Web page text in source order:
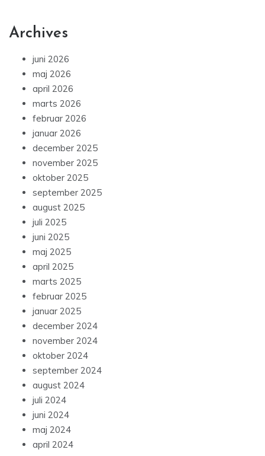
Archives
juni 2026
maj 2026
april 2026
marts 2026
februar 2026
januar 2026
december 2025
november 2025
oktober 2025
september 2025
august 2025
juli 2025
juni 2025
maj 2025
april 2025
marts 2025
februar 2025
januar 2025
december 2024
november 2024
oktober 2024
september 2024
august 2024
juli 2024
juni 2024
maj 2024
april 2024